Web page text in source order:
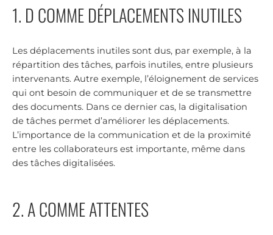
1. D COMME DÉPLACEMENTS INUTILES
Les déplacements inutiles sont dus, par exemple, à la
répartition des tâches, parfois inutiles, entre plusieurs
intervenants. Autre exemple, l’éloignement de services
qui ont besoin de communiquer et de se transmettre
des documents. Dans ce dernier cas, la digitalisation
de tâches permet d’améliorer les déplacements.
L’importance de la communication et de la proximité
entre les collaborateurs est importante, même dans
des tâches digitalisées.
2. A COMME ATTENTES